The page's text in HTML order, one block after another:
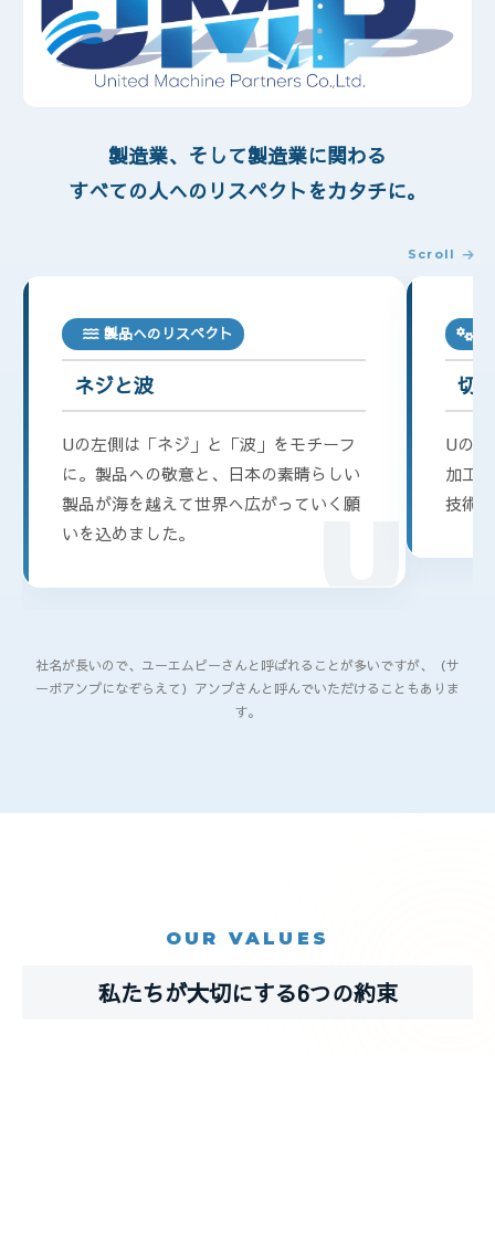
製造業、そして製造業に関わる
すべての人へのリスペクトをカタチに。
Scroll
U
製品へのリスペクト
ネジと波
Uの左側は「ネジ」と「波」をモチーフ
に。製品への敬意と、日本の素晴らしい
製品が海を越えて世界へ広がっていく願
いを込めました。
切
Uの
加工
技術
社名が長いので、ユーエムピーさんと呼ばれることが多いですが、（サ
ーボアンプになぞらえて）アンプさんと呼んでいただけることもありま
す。
OUR VALUES
私たちが大切にする6つの約束